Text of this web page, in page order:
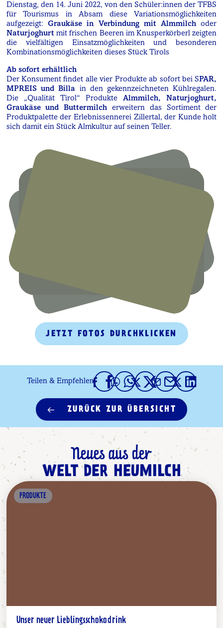
Dienstag, den 14. Juni 2022, von den Schüler:innen der TFBS
für Tourismus in Absam diese Variationsmöglichkeiten
aufgezeigt: Graukäse in Verbindung mit Almmilch oder
Naturjoghurt mit frischen Beeren im Knusperkörberl zeigten
die vielfältigen Einsatzmöglichkeiten und besonderen
Kombinationsmöglichkeiten dieses Stück Tirols
Ab sofort erhältlich
Der Konsument findet alle vier Produkte ab sofort bei SPAR,
MPREIS und Billa in den gekennzeichneten Kühlregalen.
Die „Qualität Tirol“ ProdukteAlmmilch, Naturjoghurt,
Graukäse und Buttermilch erweitern das Sortiment der
Produktpalette der Erlebnissennerei Zillertal, der Kunde holt
sich damit ein Stück Almkultur auf seinen Teller.
JETZT FOTOS DURCHKLICKEN
ZURÜCK ZUR ÜBERSICHT
Teilen & Empfehlen
Neues aus der
WELT DER HEUMILCH
PRODUKTE
Unser neuer Lieblingsschokodrink